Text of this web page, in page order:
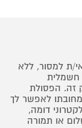
ת למסור, ללא
חשמלית
זה. הפסולת
לאפשר לך
דומה,
או תמורה